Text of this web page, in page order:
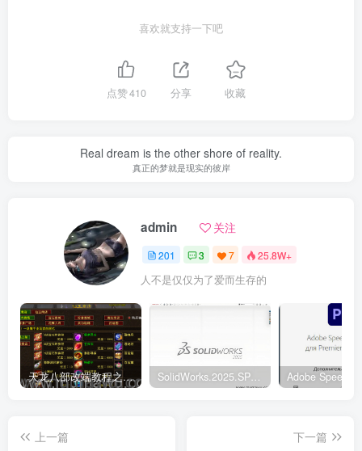
喜欢就支持一下吧
点赞410 分享 收藏
Real dream is the other shore of reality.
真正的梦就是现实的彼岸
admin 关注
201 3 7 25.8W+
人不是仅仅为了爱而生存的
天龙八部改端教程之元宝商店修改 SolidWorks.2025.SP5.0中文破解版
上一篇
下一篇